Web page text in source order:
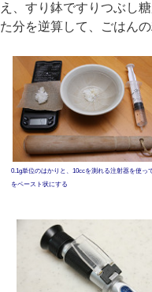
え、すり鉢ですりつぶし
た分を逆算して、ごはんの
0.1g単位のはかりと、10ccを測れる注射器を使っ
をペースト状にする